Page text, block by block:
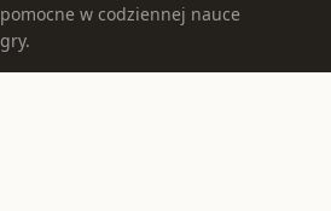
pomocne w codziennej nauce
gry.